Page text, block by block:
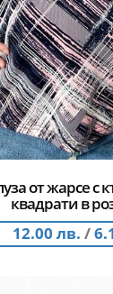
от жарсе с
квадрати в
12.00 лв. /